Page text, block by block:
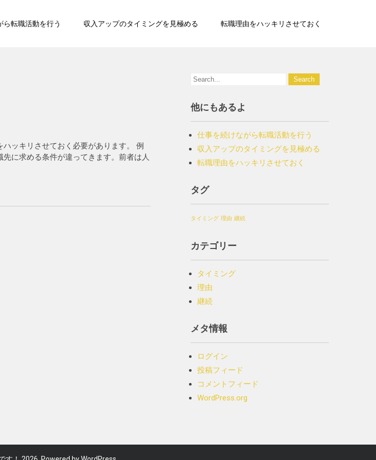
ら転職活動を行う 収入アップのタイミングを見極める 転職理由をハッキリさせておく
ッキリさせておく必要があります。 例
に求める条件が違ってきます。前者は人
他にもあるよ
仕事を続けながら転職活動を行う
収入アップのタイミングを見極める
転職理由をハッキリさせておく
タグ
タイミング 理由 継続
カテゴリー
タイミング
理由
継続
メタ情報
ログイン
投稿フィード
コメントフィード
WordPress.org